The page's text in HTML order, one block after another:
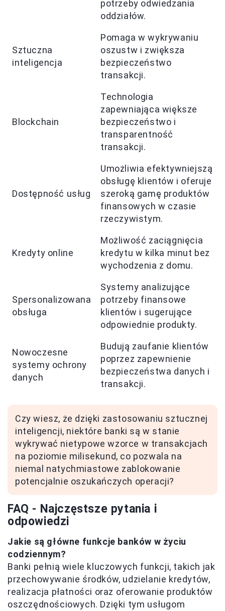
potrzeby odwiedzania
oddziałów.
Sztuczna
inteligencja
Pomaga w wykrywaniu
oszustw i zwiększa
bezpieczeństwo
transakcji.
Blockchain
Technologia
zapewniająca większe
bezpieczeństwo i
transparentność
transakcji.
Dostępność usług
Umożliwia efektywniejszą
obsługę klientów i oferuje
szeroką gamę produktów
finansowych w czasie
rzeczywistym.
Kredyty online
Możliwość zaciągnięcia
kredytu w kilka minut bez
wychodzenia z domu.
Spersonalizowana
obsługa
Systemy analizujące
potrzeby finansowe
klientów i sugerujące
odpowiednie produkty.
Nowoczesne
systemy ochrony
danych
Budują zaufanie klientów
poprzez zapewnienie
bezpieczeństwa danych i
transakcji.
Czy wiesz, że dzięki zastosowaniu sztucznej
inteligencji, niektóre banki są w stanie
wykrywać nietypowe wzorce w transakcjach
na poziomie milisekund, co pozwala na
niemal natychmiastowe zablokowanie
potencjalnie oszukańczych operacji?
FAQ - Najczęstsze pytania i
odpowiedzi
Jakie są główne funkcje banków w życiu
codziennym?
Banki pełnią wiele kluczowych funkcji, takich jak
przechowywanie środków, udzielanie kredytów,
realizacja płatności oraz oferowanie produktów
oszczędnościowych. Dzięki tym usługom